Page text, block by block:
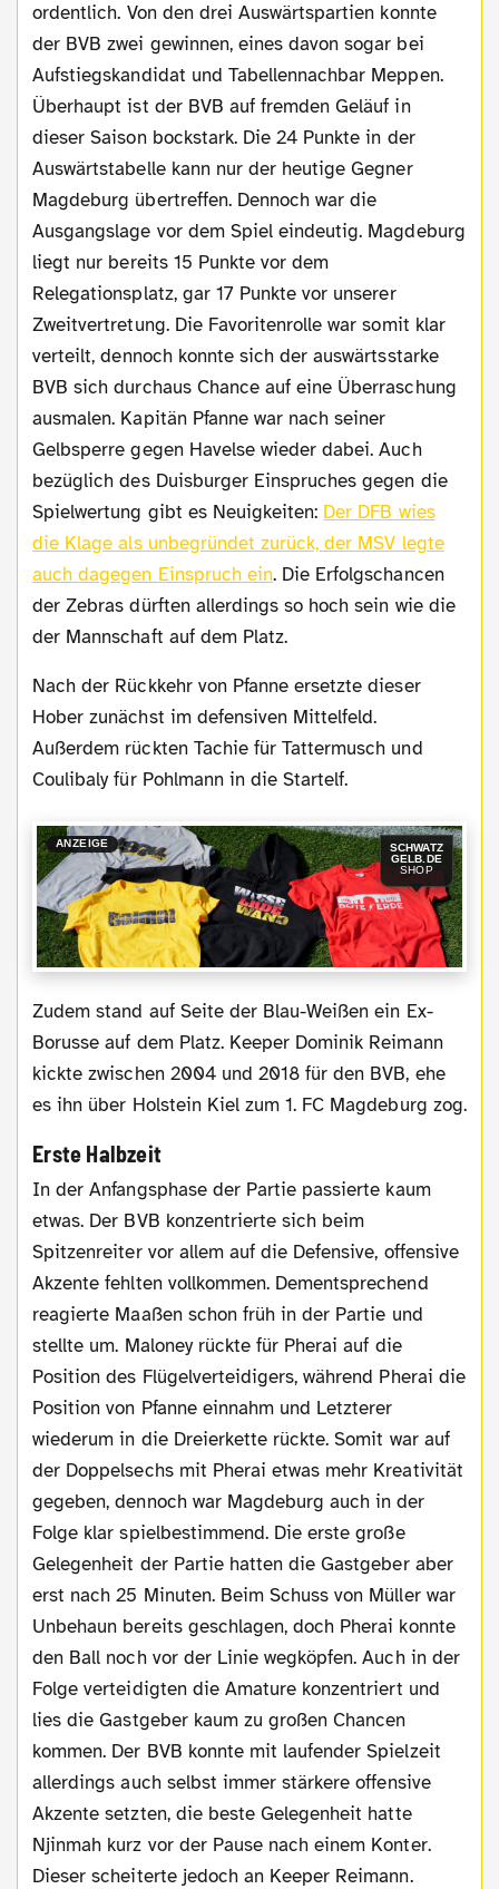
ordentlich. Von den drei Auswärtspartien konnte
der BVB zwei gewinnen, eines davon sogar bei
Aufstiegskandidat und Tabellennachbar Meppen.
Überhaupt ist der BVB auf fremden Geläuf in
dieser Saison bockstark. Die 24 Punkte in der
Auswärtstabelle kann nur der heutige Gegner
Magdeburg übertreffen. Dennoch war die
Ausgangslage vor dem Spiel eindeutig. Magdeburg
liegt nur bereits 15 Punkte vor dem
Relegationsplatz, gar 17 Punkte vor unserer
Zweitvertretung. Die Favoritenrolle war somit klar
verteilt, dennoch konnte sich der auswärtsstarke
BVB sich durchaus Chance auf eine Überraschung
ausmalen. Kapitän Pfanne war nach seiner
Gelbsperre gegen Havelse wieder dabei. Auch
bezüglich des Duisburger Einspruches gegen die
Spielwertung gibt es Neuigkeiten: Der DFB wies
die Klage als unbegründet zurück, der MSV legte
auch dagegen Einspruch ein. Die Erfolgschancen
der Zebras dürften allerdings so hoch sein wie die
der Mannschaft auf dem Platz.
Nach der Rückkehr von Pfanne ersetzte dieser
Hober zunächst im defensiven Mittelfeld.
Außerdem rückten Tachie für Tattermusch und
Coulibaly für Pohlmann in die Startelf.
ANZEIGE
SCHWATZ
GELB.DE
SHOP
Zudem stand auf Seite der Blau-Weißen ein Ex-
Borusse auf dem Platz. Keeper Dominik Reimann
kickte zwischen 2004 und 2018 für den BVB, ehe
es ihn über Holstein Kiel zum 1. FC Magdeburg zog.
Erste Halbzeit
In der Anfangsphase der Partie passierte kaum
etwas. Der BVB konzentrierte sich beim
Spitzenreiter vor allem auf die Defensive, offensive
Akzente fehlten vollkommen. Dementsprechend
reagierte Maaßen schon früh in der Partie und
stellte um. Maloney rückte für Pherai auf die
Position des Flügelverteidigers, während Pherai die
Position von Pfanne einnahm und Letzterer
wiederum in die Dreierkette rückte. Somit war auf
der Doppelsechs mit Pherai etwas mehr Kreativität
gegeben, dennoch war Magdeburg auch in der
Folge klar spielbestimmend. Die erste große
Gelegenheit der Partie hatten die Gastgeber aber
erst nach 25 Minuten. Beim Schuss von Müller war
Unbehaun bereits geschlagen, doch Pherai konnte
den Ball noch vor der Linie wegköpfen. Auch in der
Folge verteidigten die Amature konzentriert und
lies die Gastgeber kaum zu großen Chancen
kommen. Der BVB konnte mit laufender Spielzeit
allerdings auch selbst immer stärkere offensive
Akzente setzten, die beste Gelegenheit hatte
Njinmah kurz vor der Pause nach einem Konter.
Dieser scheiterte jedoch an Keeper Reimann.